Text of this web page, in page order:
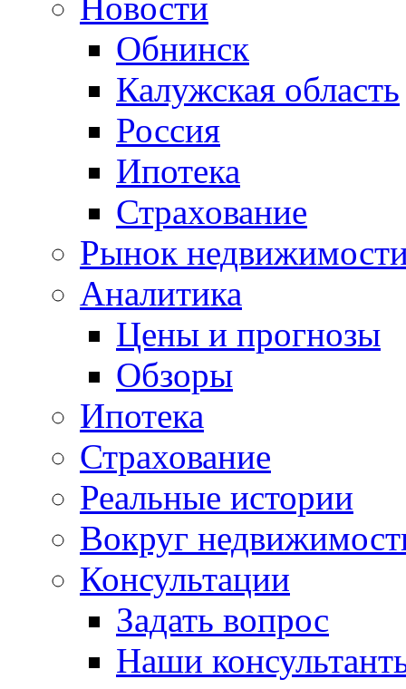
Новости
Обнинск
Калужская область
Россия
Ипотека
Страхование
Рынок
Аналитика
Цены и прогнозы
Обзоры
Ипотека
Страхование
Реальные истории
Вокруг
Консультации
Задать вопрос
Наши